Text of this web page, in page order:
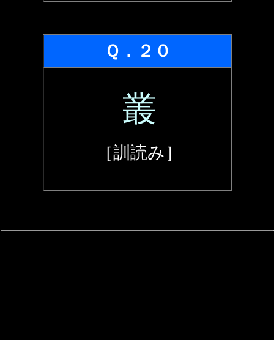
Ｑ．２０
叢
［訓読み］